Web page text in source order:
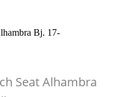
Bj. 17-
Seat Alhambra